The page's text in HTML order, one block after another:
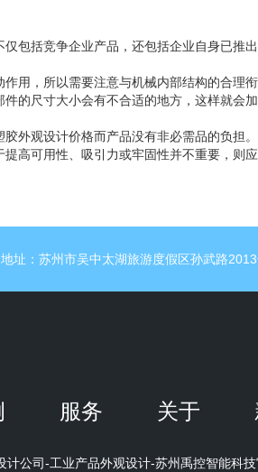
包括竞争企业产品，还包括企业自身已推
用，所以需要注意与机械内部结构的合理
的尺寸大小会有不合适的地方，这样就会
外观设计价格而产品没有非必需品的负担
高可用性、吸引力或牢固性并不重要，
地址：苏州市吴中太湖旅游度假区孙武路
服务 关于
公司-工业产品外观设计-苏州禹控智能科技